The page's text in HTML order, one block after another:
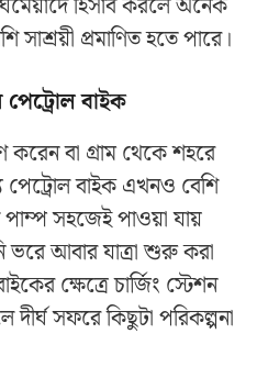
সাশ্রয়ী প্রমাণিত হতে পারে।
পেট্রোল বাইক
করেন বা গ্রাম থেকে শহরে
পেট্রোল বাইক এখনও বেশি
সহজেই পাওয়া যায়
ভরে আবার যাত্রা শুরু করা
ক্ষেত্রে চার্জিং স্টেশন
সফরে কিছুটা পরিকল্পনা